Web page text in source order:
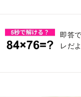
即答
レだ